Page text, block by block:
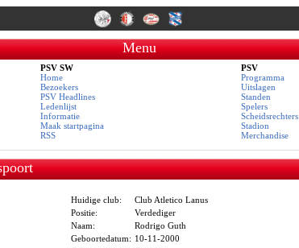
Menu
PSV SW
Home
Bezoekers
PSV Headlines
Ledenlijst
Informatie
Maak startpagina
RSS
PSV
Programma
Uitslagen
Standen
Spelers
Scheidsrechters
Stadion
Merchandise
Huidige club:
Club Atletico Lanus
Positie:
Verdediger
Naam:
Rodrigo Guth
Geboortedatum: 10-11-2000